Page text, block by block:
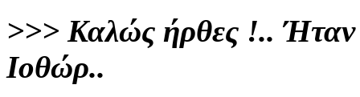
>>> Καλώς ήρθες !.. Ήταν
Ιοθώρ..